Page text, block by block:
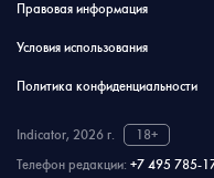
Правовая информация
Условия использования
Политика конфиденциальности
Indicator, 2026 г.
18+
Телефон редакции: +7 495 785-